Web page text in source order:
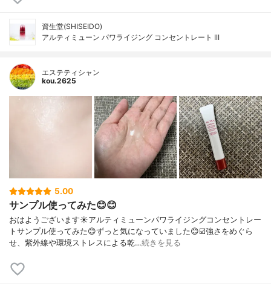
資生堂(SHISEIDO)
アルティミューン パワライジング コンセントレート III
エステティシャン
kou.2625
5.00
サンプル使ってみた😊😊
おはようございます☀アルティミューンパワライジングコンセントレー
トサンプル使ってみた😊ずっと気になっていました😊☑️強さをめぐら
せ、紫外線や環境ストレスによる乾…続きを見る